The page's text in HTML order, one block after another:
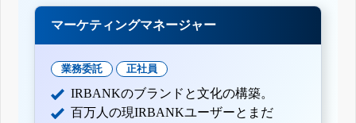
マーケティングマネージャー
業務委託 正社員
IRBANKのブランドと文化の構築。
百万人の現IRBANKユーザーとまだ